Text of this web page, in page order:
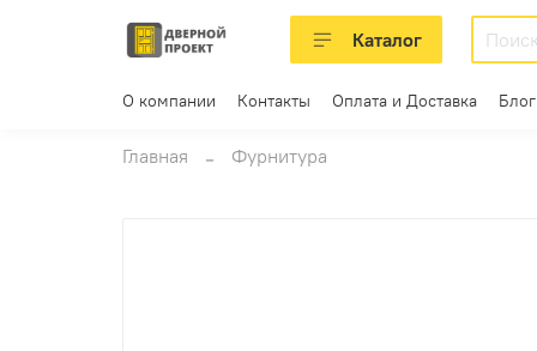
Каталог
О компании Контакты Оплата и Доставка Блог
Главная Фурнитура